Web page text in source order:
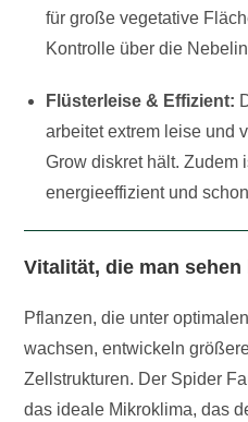
für große vegetative
Kontrolle über die
Flüsterleise & Effizient:
arbeitet extrem leise und
Grow diskret hält. Zudem
energieeffizient und
Vitalität, die man sehen
Pflanzen, die unter
wachsen, entwickeln
Zellstrukturen. Der Spider
das ideale Mikroklima, das